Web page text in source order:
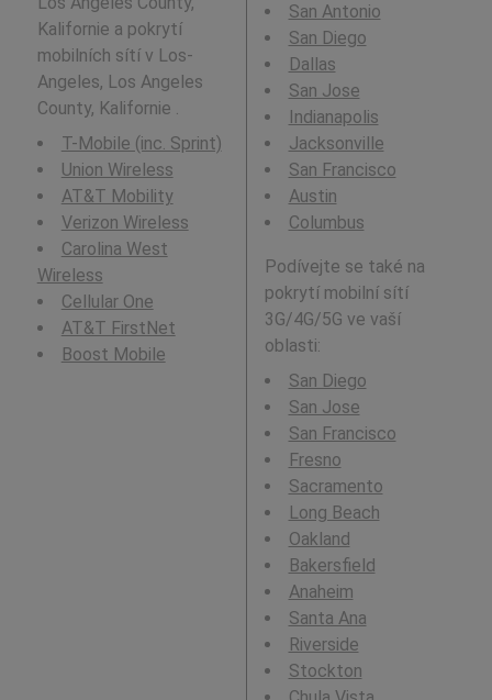
Kalifornie a pokrytí
mobilních sítí v Los-
Angeles, Los Angeles
County, Kalifornie .
T-Mobile (inc. Sprint)
Union Wireless
AT&T Mobility
Verizon Wireless
Carolina West
Wireless
Cellular One
AT&T FirstNet
Boost Mobile
San Antonio
San Diego
Dallas
San Jose
Indianapolis
Jacksonville
San Francisco
Austin
Columbus
Podívejte se také na
pokrytí mobilní sítí
3G/4G/5G ve vaší
oblasti:
San Diego
San Jose
San Francisco
Fresno
Sacramento
Long Beach
Oakland
Bakersfield
Anaheim
Santa Ana
Riverside
Stockton